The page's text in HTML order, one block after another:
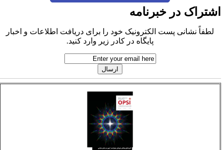
در خبرنامه
لطفاً نشانی پست الکترونیک خود را برای دریافت اطلاعات و اخبار
پایگاه در کادر زیر وارد کنید.